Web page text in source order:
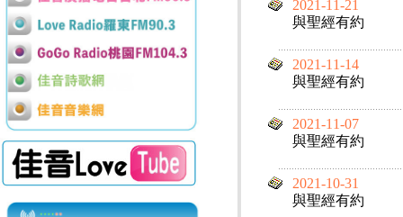
2021-11-21
與聖經有約
2021-11-14
與聖經有約
2021-11-07
與聖經有約
2021-10-31
與聖經有約